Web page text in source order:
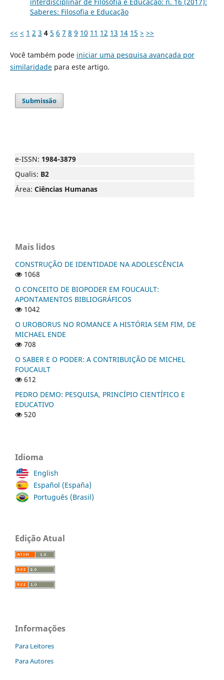
Saberes: Filosofia e Educação
<< < 1 2 3 4 5 6 7 8 9 10 11 12 13 14 15 > >>
Você também pode iniciar uma pesquisa avançada por
similaridadepara este artigo.
Submissão
e-ISSN: 1984-3879
Qualis: B2
Área: Ciências Humanas
Mais lidos
CONSTRUÇÃO DE IDENTIDADE NA ADOLESCÊNCIA
1068
O CONCEITO DE BIOPODER EM FOUCAULT:
APONTAMENTOS BIBLIOGRÁFICOS
1042
O UROBORUS NO ROMANCE A HISTÓRIA SEM FIM, DE
MICHAEL ENDE
708
O SABER E O PODER: A CONTRIBUIÇÃO DE MICHEL
FOUCAULT
612
PEDRO DEMO: PESQUISA, PRINCÍPIO CIENTÍFICO E
EDUCATIVO
520
Idioma
English
Español (España)
Português (Brasil)
Edição Atual
Informações
Para Leitores
Para Autores